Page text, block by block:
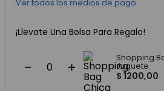
Ver todos los medios de pago
¡Llevate Una Bolsa Para Regalo!
＋
－
Shopping
Juguete
$ 1200,00